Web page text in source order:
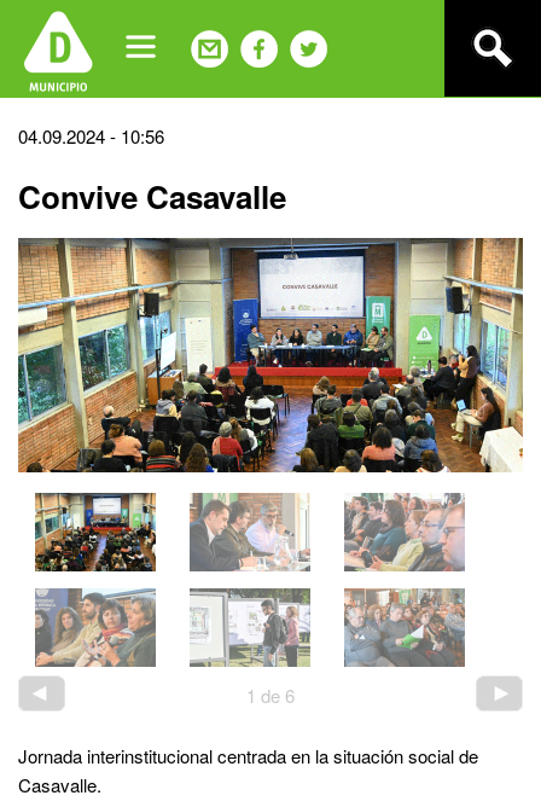
navigation
Back
top
04.09.2024 - 10:56
Convive Casavalle
1 de 6
Jornada interinstitucional centrada en la situación social de
Casavalle.